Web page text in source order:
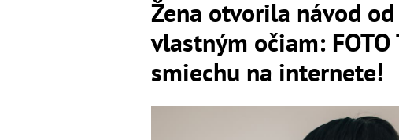
Žena otvorila návod
vlastným očiam: FOTO
smiechu na internete!